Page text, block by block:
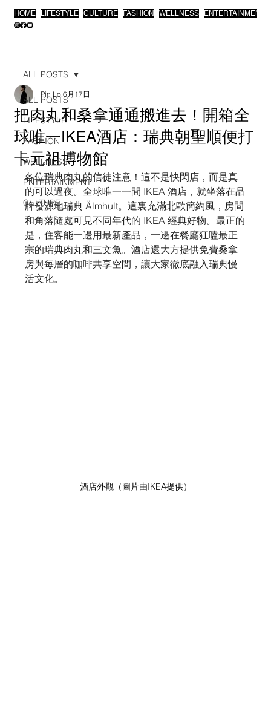
HOME LIFESTYLE CULTURE FASHION WELLNESS ENTERTAINMENT
ALL POSTS
LIFESTYLE
FASHION
WELLNESS
ENTERTAINMENT
CULTURE
ALL POSTS
把肉丸和桑拿通通搬進去！開箱全
球唯一IKEA酒店：瑞典朝聖順便打
卡元祖博物館
Pin Lo 6月17日
各位瑞典肉丸的信徒注意！這不是快閃店，而是真
的可以過夜。全球唯一一間 IKEA 酒店，就坐落在品
牌發源地瑞典 Älmhult。這裏充滿北歐簡約風，房間
和角落隨處可見不同年代的 IKEA 經典好物。最正的
是，住客能一邊用最新產品，一邊在餐廳狂嗑最正
宗的瑞典肉丸和三文魚。酒店還大方提供免費桑拿
房與每層的咖啡共享空間，讓大家徹底融入瑞典慢
活文化。
酒店外觀（圖片由IKEA提供）